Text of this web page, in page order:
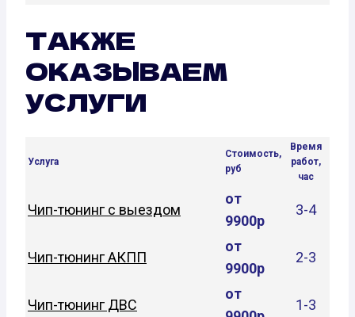
ТАКЖЕ
ОКАЗЫВАЕМ
УСЛУГИ
Услуга
Стоимость,
руб
Время
работ,
час
Чип-тюнинг с выездом
от
9900р
3-4
Чип-тюнинг АКПП
от
9900р
2-3
Чип-тюнинг ДВС
от
1-3